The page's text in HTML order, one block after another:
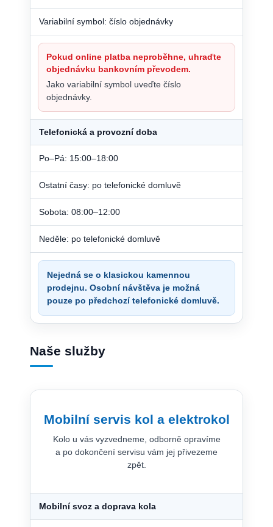
Variabilní symbol: číslo objednávky
Pokud online platba neproběhne, uhraďte
objednávku bankovním převodem.
Jako variabilní symbol uveďte číslo
objednávky.
Telefonická a provozní doba
Po–Pá: 15:00–18:00
Ostatní časy: po telefonické domluvě
Sobota: 08:00–12:00
Neděle: po telefonické domluvě
Nejedná se o klasickou kamennou
prodejnu. Osobní návštěva je možná
pouze po předchozí telefonické domluvě.
Naše služby
Mobilní servis kol a elektrokol
Kolo u vás vyzvedneme, odborně opravíme
a po dokončení servisu vám jej přivezeme
zpět.
Mobilní svoz a doprava kola